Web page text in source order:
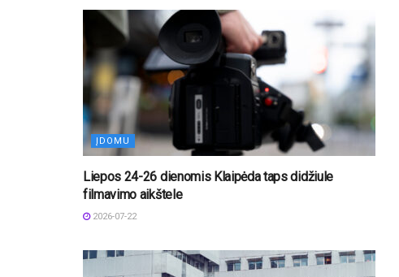
ĮDOMU
Liepos 24-26 dienomis Klaipėda taps didžiule
filmavimo aikštele
2026-07-22